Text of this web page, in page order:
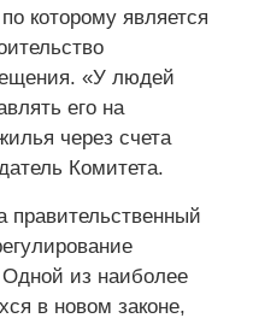
которому является
«У людей
его на
через счета
Комитета.
правительственный
из наиболее
в новом законе,